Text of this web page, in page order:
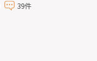
39件